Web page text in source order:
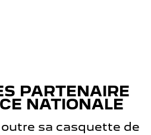
PARTENAIRE
NATIONALE
outre sa casquette de